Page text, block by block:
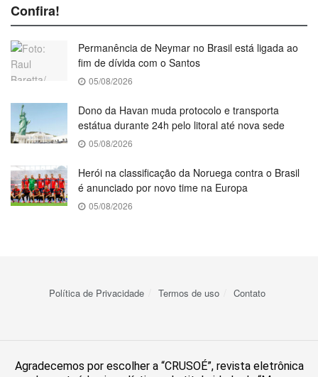
Confira!
Permanência de Neymar no Brasil está ligada ao
fim de dívida com o Santos
05/08/2026
Dono da Havan muda protocolo e transporta
estátua durante 24h pelo litoral até nova sede
05/08/2026
Herói na classificação da Noruega contra o Brasil
é anunciado por novo time na Europa
05/08/2026
Política de Privacidade Termos de uso Contato
Agradecemos por escolher a “CRUSOÉ”, revista eletrônica